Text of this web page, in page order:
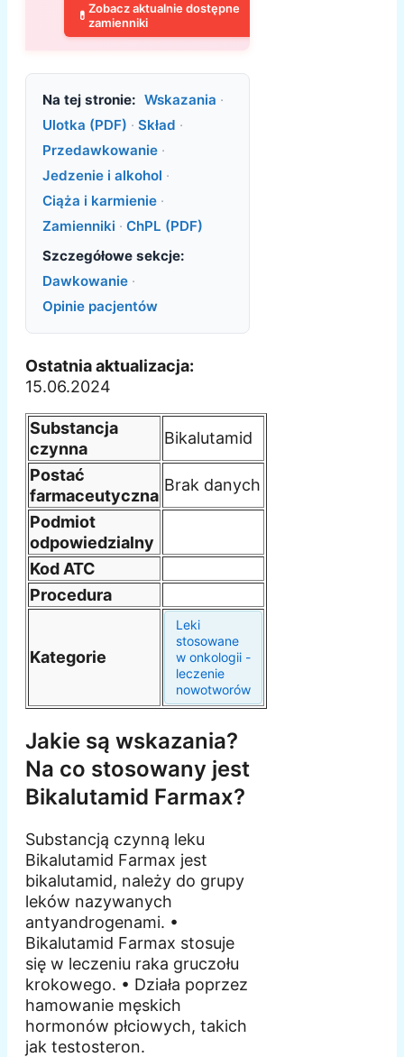
💊 Zobacz aktualnie dostępne
zamienniki
Na tej stronie: Wskazania ·
Ulotka (PDF) · Skład ·
Przedawkowanie ·
Jedzenie i alkohol ·
Ciąża i karmienie ·
Zamienniki · ChPL (PDF)
Szczegółowe sekcje:
Dawkowanie ·
Opinie pacjentów
Ostatnia aktualizacja:
15.06.2024
Substancja
czynna
Bikalutamid
Postać
farmaceutyczna
Brak danych
Podmiot
odpowiedzialny
Kod ATC
Procedura
Kategorie
Leki
stosowane
w onkologii -
leczenie
nowotworów
Jakie są wskazania?
Na co stosowany jest
Bikalutamid Farmax?
Substancją czynną leku
Bikalutamid Farmax jest
bikalutamid, należy do grupy
leków nazywanych
antyandrogenami. •
Bikalutamid Farmax stosuje
się w leczeniu raka gruczołu
krokowego. • Działa poprzez
hamowanie męskich
hormonów płciowych, takich
jak testosteron.